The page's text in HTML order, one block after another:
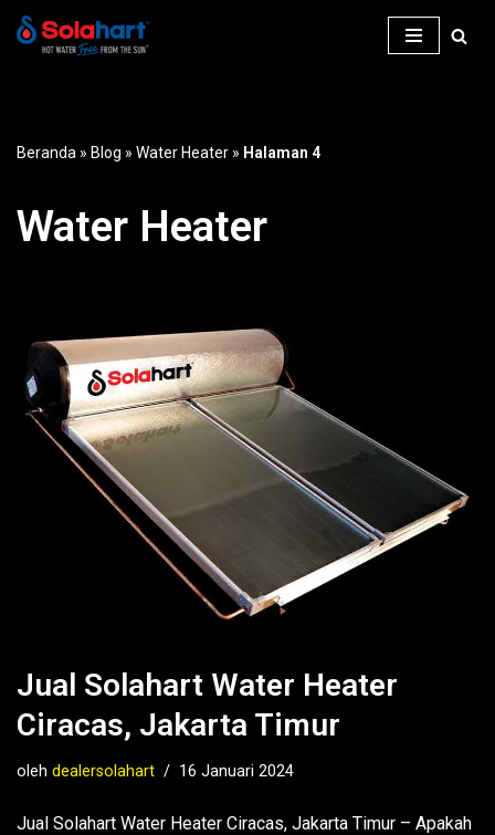
Beranda » Blog » Water Heater » Halaman 4
Water Heater
Jual Solahart Water Heater
Ciracas, Jakarta Timur
oleh dealersolahart 16 Januari 2024
Jual Solahart Water Heater Ciracas, Jakarta Timur – Apakah